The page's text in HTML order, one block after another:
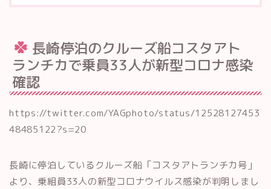
長崎停泊のクルーズ船コスタアト
ランチカで乗員33人が新型コロナ感染
確認
https://twitter.com/YAGphoto/status/12528127453
48485122?s=20
長崎に停泊しているクルーズ船「コスタアトランチカ号」
より、乗組員33人の新型コロナウイルス感染が判明しまし